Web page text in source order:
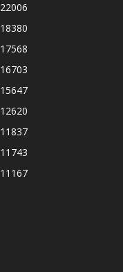
22006
18380
17568
16703
15647
12620
11837
11743
11167